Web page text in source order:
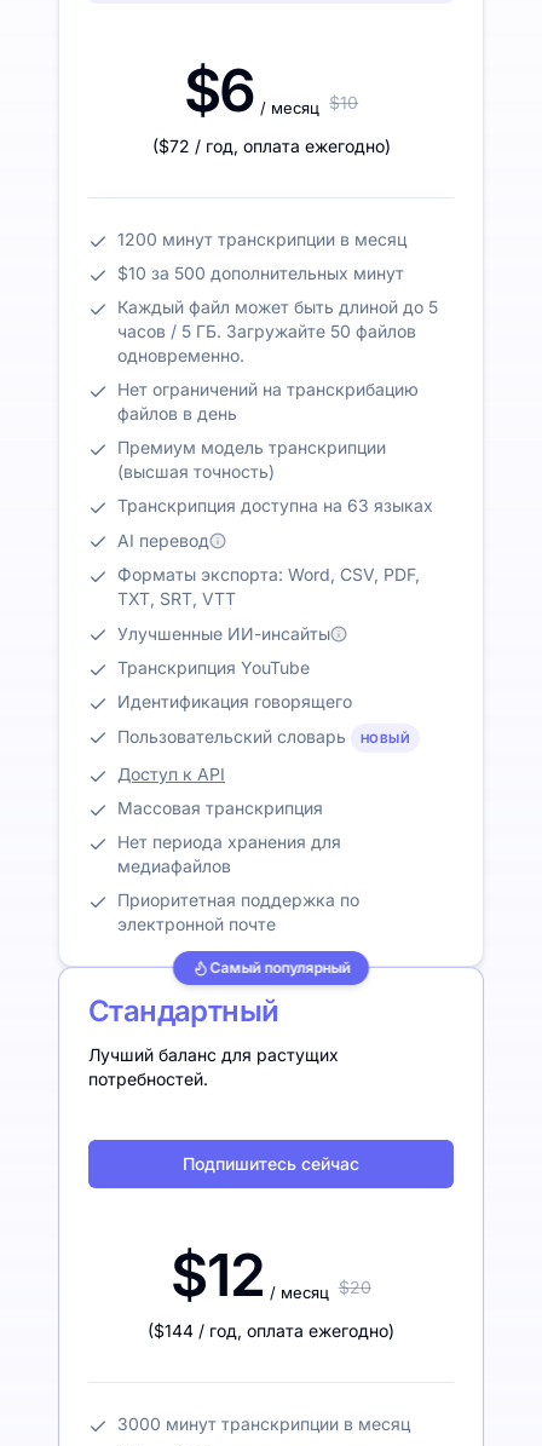
$6 / месяц $10
($72 / год, оплата ежегодно)
1200 минут транскрипции в месяц
$10 за 500 дополнительных минут
Каждый файл может быть длиной до 5
часов / 5 ГБ. Загружайте 50 файлов
одновременно.
Нет ограничений на транскрибацию
файлов в день
Премиум модель транскрипции
(высшая точность)
Транскрипция доступна на 63 языках
AI перевод
Форматы экспорта: Word, CSV, PDF,
TXT, SRT, VTT
Улучшенные ИИ-инсайты
Транскрипция YouTube
Идентификация говорящего
Пользовательский словарь
НОВЫЙ
Доступ к API
Массовая транскрипция
Нет периода хранения для
медиафайлов
Приоритетная поддержка по
электронной почте
Самый популярный
Стандартный
Лучший баланс для растущих
потребностей.
Подпишитесь сейчас
$12 / месяц $20
($144 / год, оплата ежегодно)
3000 минут транскрипции в месяц